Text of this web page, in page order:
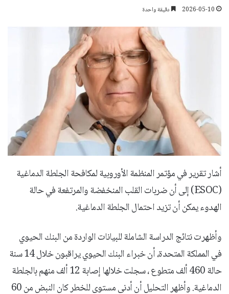
2026-05-10 دقيقة واحدة
أشار تقرير في مؤتمر المنظمة الأوروبية لمكافحة الجلطة الدماغية
(ESOC) إلى أن ضربات القلب المنخفضة والمرتفعة في حالة
الهدوء يمكن أن تزيد احتمال الجلطة الدماغية.
وأظهرت نتائج الدراسة الشاملة للبيانات الواردة من البنك الحيوي
في المملكة المتحدة، أن خبراء البنك الحيوي يراقبون خلال 14 سنة
حالة 460 ألف متطوع ، سجلت خلالها إصابة 12 ألف منهم بالجلطة
الدماغية. وأظهر التحليل أن أدنى مستوى للخطر كان النبض من 60